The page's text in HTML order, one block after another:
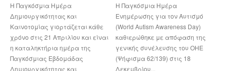
Η Παγκόσμια Ημέρα
Δημιουργικότητας και
Καινοτομίας γιορτάζεται κάθε
χρόνο στις 21 Απριλίου και είναι
η καταληκτήρια ημέρα της
Παγκόσμιας Εβδομάδας
Δημιουργικότητας και
Η Παγκόσμια Ημέρα
Ενημέρωσης για τον Αυτισμό
(World Autism Awareness Day)
καθιερώθηκε με απόφαση της
γενικής συνέλευσης του ΟΗΕ
(Ψήφισμα 62/139) στις 18
Δεκεμβρίου...